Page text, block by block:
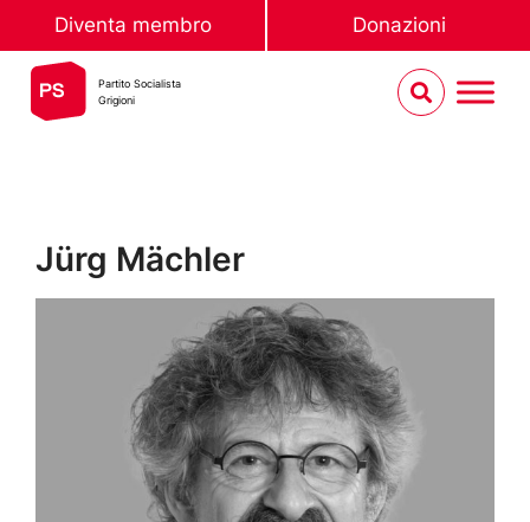
Diventa membro Donazioni
Partito Socialista
Grigioni
Jürg Mächler